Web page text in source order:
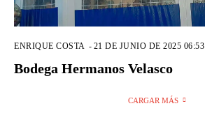
ENRIQUE COSTA - 21 DE JUNIO DE 2025 06:53
Bodega Hermanos Velasco
CARGAR MÁS